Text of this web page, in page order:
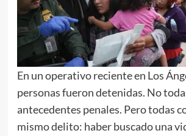
En un operativo reciente en Los
personas fueron detenidas. No
antecedentes penales. Pero todas
mismo delito: haber buscado una